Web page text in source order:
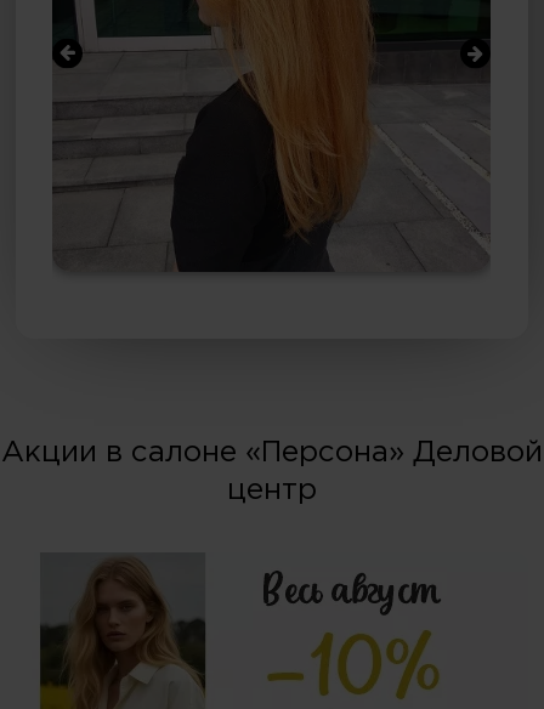
Акции в салоне «Персона» Деловой
центр